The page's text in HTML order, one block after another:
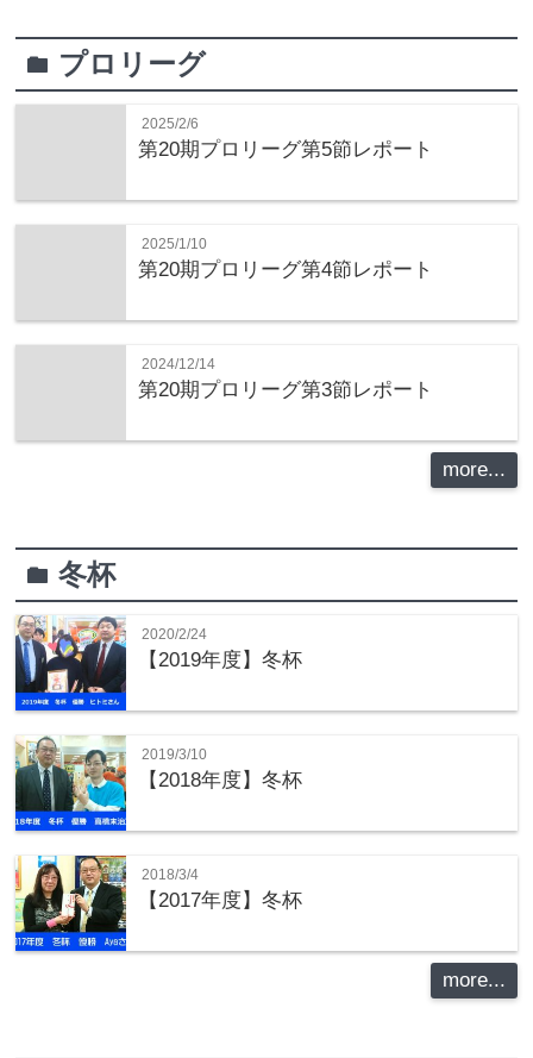
folder プロリーグ
2025/2/6
第20期プロリーグ第5節レポート
2025/1/10
第20期プロリーグ第4節レポート
2024/12/14
第20期プロリーグ第3節レポート
more...
folder冬杯
2020/2/24
【2019年度】冬杯
2019/3/10
【2018年度】冬杯
2018/3/4
【2017年度】冬杯
more...